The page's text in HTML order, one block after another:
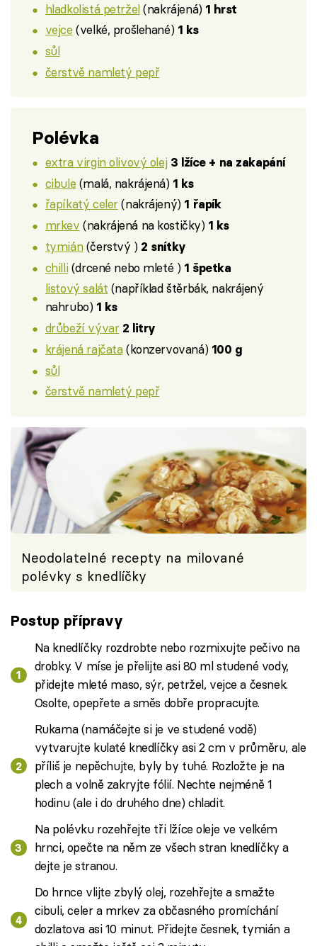
hladkolistá petržel(nakrájená) 1 hrst
vejce (velké, prošlehané) 1 ks
sůl
čerstvě namletý pepř
Polévka
extra virgin olivový olej 3 lžíce + na zakapání
cibule (malá, nakrájená) 1 ks
řapíkatý celer(nakrájený) 1 řapík
mrkev (nakrájená na kostičky) 1 ks
tymián(čerstvý ) 2 snítky
chilli(drcené nebo mleté ) 1 špetka
listový salát (například štěrbák, nakrájený
nahrubo) 1 ks
drůbeží vývar 2 litry
krájená rajčata(konzervovaná) 100 g
sůl
čerstvě namletý pepř
Neodolatelné recepty na milované
polévky s knedlíčky
Postup přípravy
Na knedlíčky rozdrobte nebo rozmixujte pečivo na
drobky. V míse je přelijte asi 80 ml studené vody,
přidejte mleté maso, sýr, petržel, vejce a česnek.
Osolte, opepřete a směs dobře propracujte.
Rukama (namáčejte si je ve studené vodě)
vytvarujte kulaté knedlíčky asi 2 cm v průměru, ale
příliš je nepěchujte, byly by tuhé. Rozložte je na
plech a volně zakryjte fólií. Nechte nejméně 1
hodinu (ale i do druhého dne) chladit.
Na polévku rozehřejte tři lžíce oleje ve velkém
hrnci, opečte na něm ze všech stran knedlíčky a
dejte je stranou.
Do hrnce vlijte zbylý olej, rozehřejte a smažte
cibuli, celer a mrkev za občasného promíchání
dozlatova asi 10 minut. Přidejte česnek, tymián a